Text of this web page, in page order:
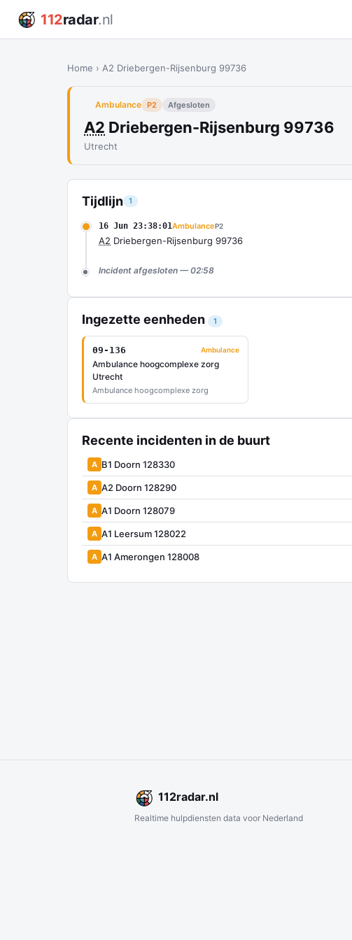
112radar.nl
Home › A2 Driebergen-Rijsenburg 99736
Ambulance P2 Afgesloten
A2 Driebergen-Rijsenburg 99736
Utrecht
Tijdlijn 1
16 Jun 23:38:01AmbulanceP2
A2 Driebergen-Rijsenburg 99736
Incident afgesloten — 02:58
Ingezette eenheden 1
09-136 Ambulance
Ambulance hoogcomplexe zorg
Utrecht
Ambulance hoogcomplexe zorg
Recente incidenten in de buurt
A B1 Doorn 128330
A A2 Doorn 128290
A A1 Doorn 128079
A A1 Leersum 128022
A A1 Amerongen 128008
112radar.nl
Realtime hulpdiensten data voor Nederland